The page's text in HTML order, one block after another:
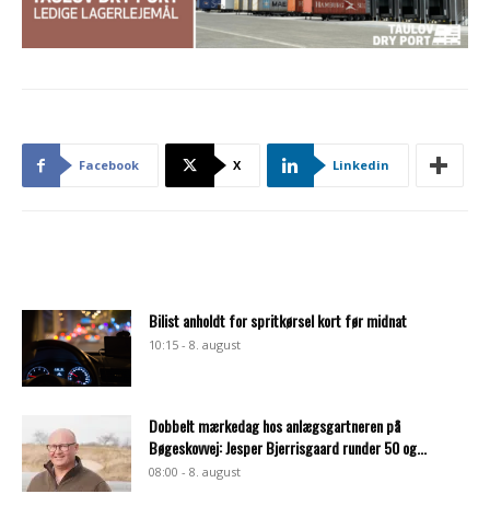
Facebook X Linkedin
Bilist anholdt for spritkørsel kort før midnat
10:15 - 8. august
Dobbelt mærkedag hos anlægsgartneren på
Bøgeskovvej: Jesper Bjerrisgaard runder 50 og...
08:00 - 8. august